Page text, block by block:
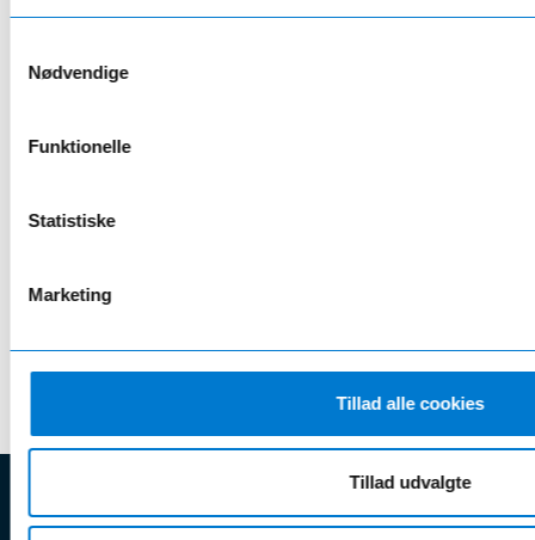
Nødvendige
Funktionelle
Statistiske
Marketing
Tillad alle cookies
Tillad udvalgte
Eksklusivt for Mercedes ejere
EJNER HESSEL